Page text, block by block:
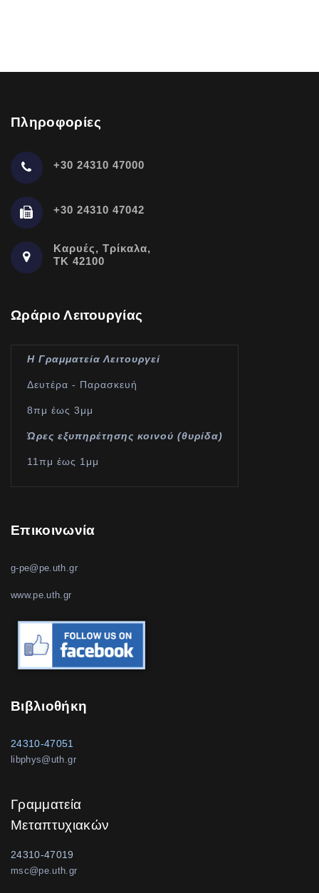
Πληροφορίες
+30 24310 47000
+30 24310 47042
Καρυές, Τρίκαλα,
ΤΚ 42100
Ωράριο Λειτουργίας
Η Γραμματεία Λειτουργεί
Δευτέρα - Παρασκευή
8πμ έως 3μμ
Ώρες εξυπηρέτησης κοινού (θυρίδα)
11πμ έως 1μμ
Επικοινωνία
g-pe@pe.uth.gr
www.pe.uth.gr
Βιβλιοθήκη
24310-47051
libphys@uth.gr
Γραμματεία
Μεταπτυχιακών
24310-47019
msc@pe.uth.gr